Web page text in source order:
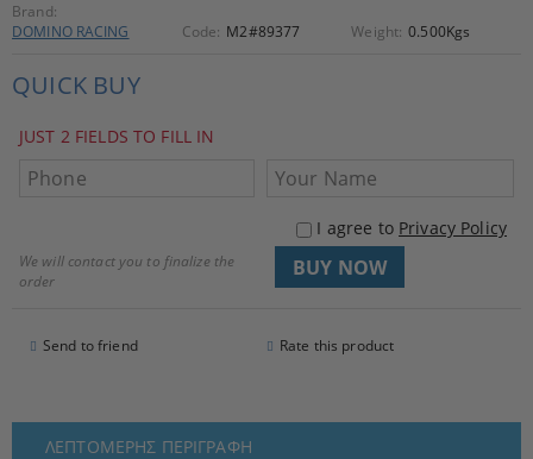
Brand:
DOMINO RACING
Code: M2#89377 Weight: 0.500Kgs
QUICK BUY
JUST 2 FIELDS TO FILL IN
I agree to Privacy Policy
We will contact you to finalize the
order
Send to friend Rate this product
ΛΕΠΤΟΜΕΡΉΣ ΠΕΡΙΓΡΑΦΉ